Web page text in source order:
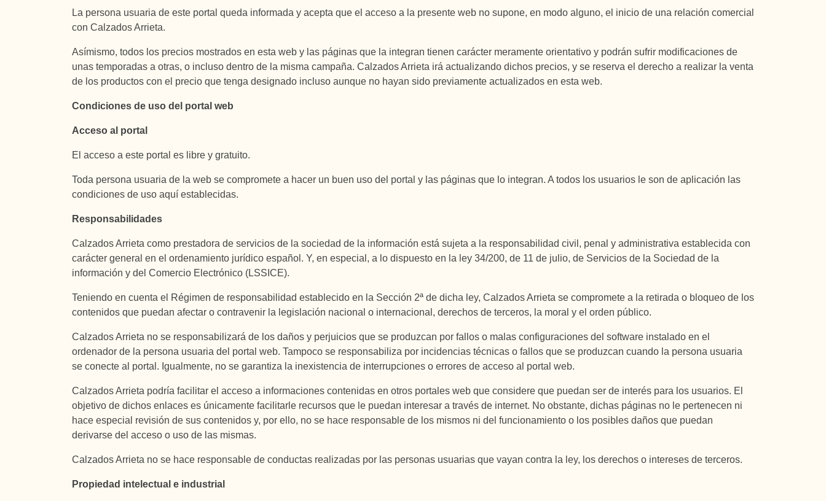
La persona usuaria de este portal queda informada y acepta que el acceso a la presente web no supone, en modo alguno, el inicio de una relación comercial
con Calzados Arrieta.
Asímismo, todos los precios mostrados en esta web y las páginas que la integran tienen carácter meramente orientativo y podrán sufrir modificaciones de
unas temporadas a otras, o incluso dentro de la misma campaña. Calzados Arrieta irá actualizando dichos precios, y se reserva el derecho a realizar la venta
de los productos con el precio que tenga designado incluso aunque no hayan sido previamente actualizados en esta web.
Condiciones de uso del portal web
Acceso al portal
El acceso a este portal es libre y gratuito.
Toda persona usuaria de la web se compromete a hacer un buen uso del portal y las páginas que lo integran. A todos los usuarios le son de aplicación las
condiciones de uso aquí establecidas.
Responsabilidades
Calzados Arrieta como prestadora de servicios de la sociedad de la información está sujeta a la responsabilidad civil, penal y administrativa establecida con
carácter general en el ordenamiento jurídico español. Y, en especial, a lo dispuesto en la ley 34/200, de 11 de julio, de Servicios de la Sociedad de la
información y del Comercio Electrónico (LSSICE).
Teniendo en cuenta el Régimen de responsabilidad establecido en la Sección 2ª de dicha ley, Calzados Arrieta se compromete a la retirada o bloqueo de los
contenidos que puedan afectar o contravenir la legislación nacional o internacional, derechos de terceros, la moral y el orden público.
Calzados Arrieta no se responsabilizará de los daños y perjuicios que se produzcan por fallos o malas configuraciones del software instalado en el
ordenador de la persona usuaria del portal web. Tampoco se responsabiliza por incidencias técnicas o fallos que se produzcan cuando la persona usuaria
se conecte al portal. Igualmente, no se garantiza la inexistencia de interrupciones o errores de acceso al portal web.
Calzados Arrieta podría facilitar el acceso a informaciones contenidas en otros portales web que considere que puedan ser de interés para los usuarios. El
objetivo de dichos enlaces es únicamente facilitarle recursos que le puedan interesar a través de internet. No obstante, dichas páginas no le pertenecen ni
hace especial revisión de sus contenidos y, por ello, no se hace responsable de los mismos ni del funcionamiento o los posibles daños que puedan
derivarse del acceso o uso de las mismas.
Calzados Arrieta no se hace responsable de conductas realizadas por las personas usuarias que vayan contra la ley, los derechos o intereses de terceros.
Propiedad intelectual e industrial